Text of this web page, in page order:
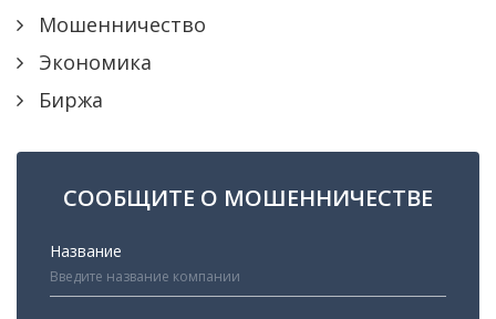
Мошенничество
Экономика
Биржа
СООБЩИТЕ О МОШЕННИЧЕСТВЕ
Название